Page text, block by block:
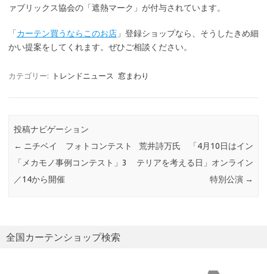
ァブリックス協会の「遮熱マーク」が付与されています。
「カーテン買うならこのお店 」登録ショップなら、そうしたきめ細
かい提案をしてくれます。ぜひご相談ください。
カテゴリー: トレンドニュース 窓まわり
投稿ナビゲーション
← ニチベイ フォトコンテスト
「メカモノ事例コンテスト」3
／14から開催
荒井詩万氏 「4月10日はイン
テリアを考える日」オンライン
特別公演 →
全国カーテンショップ検索